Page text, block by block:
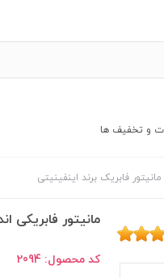
و تخفیف ها
مانیتور فابریک برند اینفینیتی
مانیتور فابریکی
کد محصول:2094